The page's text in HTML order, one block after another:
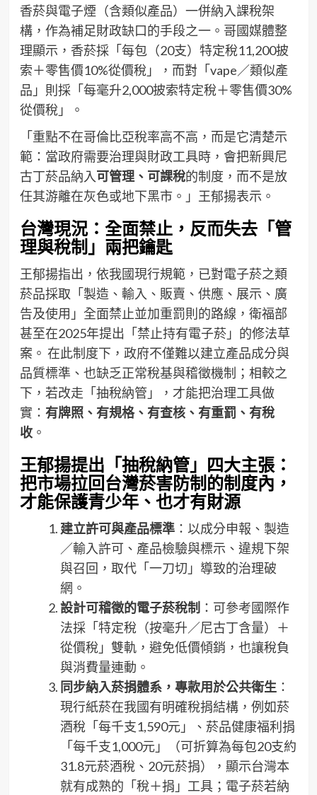
香菸與電子煙（含類似產品）一併納入課稅架
構，作為補足財政缺口的手段之一。哥國媒體整
理顯示，香菸採「每包（20支）特定稅11,200披
索＋零售價10%從價稅」，而對「vape／類似產
品」則採「每毫升2,000披索特定稅＋零售價30%
從價稅」。
「重點不在哥倫比亞稅率高不高，而是它清楚示
範：當政府需要治理與財政工具時，會把新興尼
古丁菸品納入可管理、可課稅的制度，而不是放
任其游離在灰色或地下黑市。」王郁揚表示。
台灣現況：全面禁止，反而失去「管
理與稅制」兩把鑰匙
王郁揚指出，依我國現行規範，已對電子菸之類
菸品採取「製造、輸入、販賣、供應、展示、廣
告及使用」全面禁止並加重罰則的路線，衛福部
甚至在2025年提出「禁止持有電子菸」的修法草
案。 在此制度下，政府不僅難以建立產品成分與
品質標準、也缺乏正常稅基與稽徵機制；相較之
下，若改走「抽稅納管」，才能把治理工具做
實： 有牌照、有規格、有查核、有重罰、有稅
收。
王郁揚提出「抽稅納管」四大主張：
把市場拉回台灣菸害防制的制度內，
才能保護青少年、也才有財源
建立許可與產品標準：以成分申報、製造
／輸入許可、產品檢驗與標示、違規下架
與召回，取代「一刀切」導致的治理破
網。
設計可稽徵的電子菸稅制 ：可參考國際作
法採「特定稅（按毫升／尼古丁含量）＋
從價稅」雙軌，避免低價傾銷，也讓稅負
與消費量連動。
同步納入菸捐體系，專款用於公共衛生 ：
現行紙菸在我國有明確稅捐結構，例如菸
酒稅「每千支1,590元」、菸品健康福利捐
「每千支1,000元」（可折算為每包20支約
31.8元菸酒稅、20元菸捐），顯示台灣本
就有成熟的「稅＋捐」工具；電子菸若納